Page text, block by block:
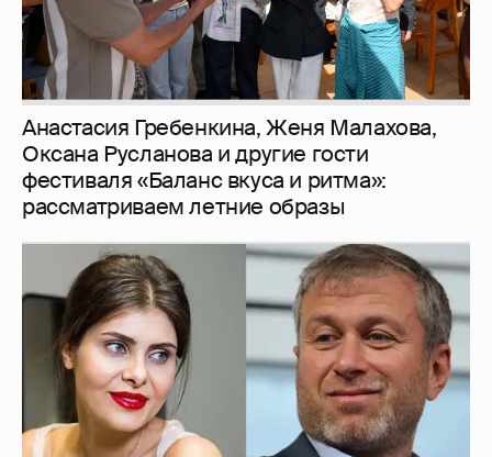
И снова невеста 357